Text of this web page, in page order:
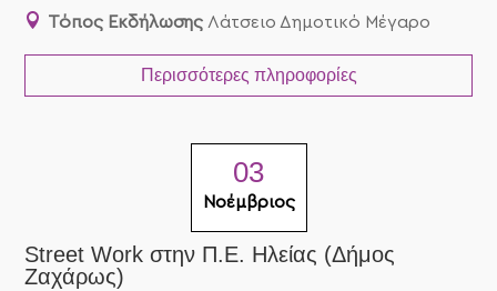
Τόπος Εκδήλωσης Λάτσειο Δημοτικό Μέγαρο
Περισσότερες πληροφορίες
03
Νοέμβριος
Street Work στην Π.Ε. Ηλείας (Δήμος
Ζαχάρως)